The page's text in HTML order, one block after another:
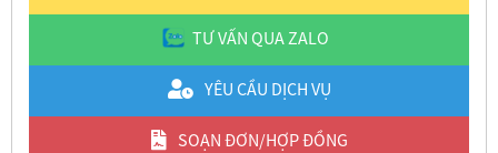
TƯ VẤN QUA ZALO
YÊU CẦU DỊCH VỤ
SOẠN ĐƠN/HỢP ĐỒNG